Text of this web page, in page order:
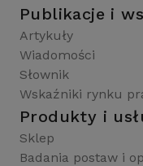
Publikacje i
Artykuły
Wiadomości
Słownik
Wskaźniki rynku
Produkty i
Sklep
Badania postaw i